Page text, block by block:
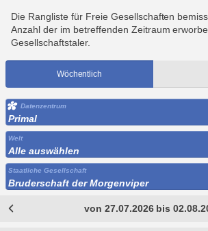
Die Rangliste für Freie Gesellschaften
Anzahl der im betreffenden Zeitraum
Gesellschaftstaler.
Wöchentlich
Datenzentrum
Primal
Welt
Alle auswählen
Staatliche Gesellschaft
Bruderschaft der Morgenviper
von 27.07.2026 bis